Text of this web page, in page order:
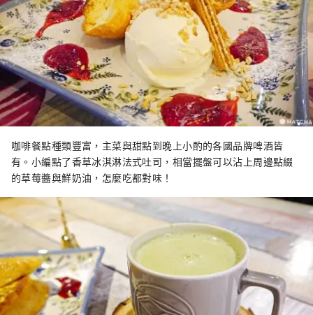
咖啡餐點種類豐富，主菜與甜點到晚上小酌的各國品牌啤酒皆
有。小編點了香草冰淇淋法式吐司，相當擺盤可以沾上周邊點綴
的草莓醬與鮮奶油，怎麼吃都對味！